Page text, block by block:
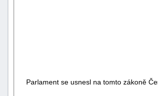
Parlament se usnesl na tomto zákoně